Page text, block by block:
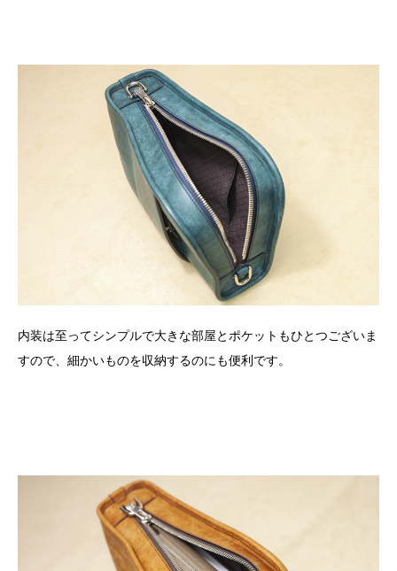
内装は至ってシンプルで大きな部屋とポケットもひとつございま
すので、細かいものを収納するのにも便利です。